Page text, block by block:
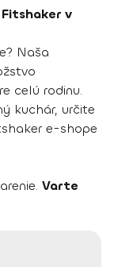
Fitshaker v
Naša
celú rodinu.
kuchár, určite
e-shope
Varte